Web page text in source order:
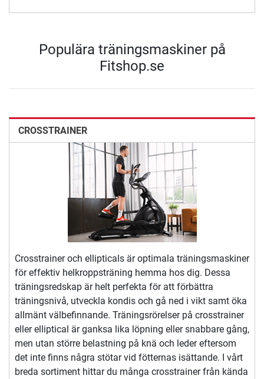
Populära träningsmaskiner på
Fitshop.se
CROSSTRAINER
Crosstrainer och ellipticals är optimala träningsmaskiner
för effektiv helkroppsträning hemma hos dig. Dessa
träningsredskap är helt perfekta för att förbättra
träningsnivå, utveckla kondis och gå ned i vikt samt öka
allmänt välbefinnande. Träningsrörelser på crosstrainer
eller elliptical är ganksa lika löpning eller snabbare gång,
men utan större belastning på knä och leder eftersom
det inte finns några stötar vid fötternas isättande. I vårt
breda sortiment hittar du många crosstrainer från kända